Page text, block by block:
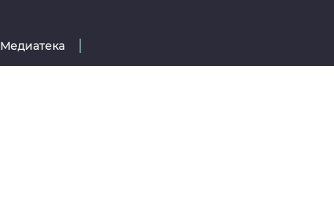
Медиатека